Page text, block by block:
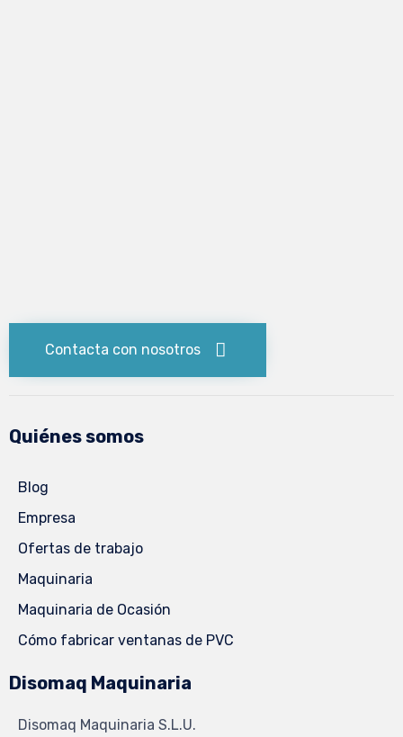
Contacta con nosotros
Quiénes somos
Blog
Empresa
Ofertas de trabajo
Maquinaria
Maquinaria de Ocasión
Cómo fabricar ventanas de PVC
Disomaq Maquinaria
Disomaq Maquinaria S.L.U.